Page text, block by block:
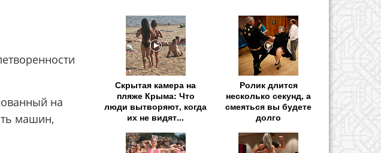
на
машин,
Скрытая камера на
пляже Крыма: Что
люди вытворяют, когда
их не видят...
Ролик длится
несколько секунд, а
смеяться вы будете
долго